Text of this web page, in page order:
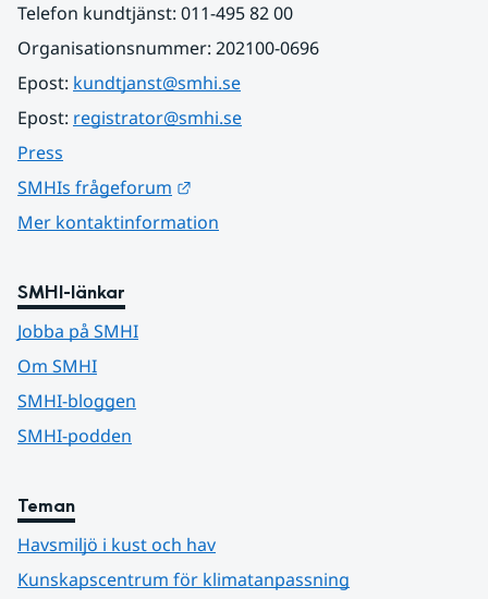
Telefon kundtjänst: 011-495 82 00
Organisationsnummer: 202100-0696
Epost: kundtjanst@smhi.se
Epost: registrator@smhi.se
Press
SMHIs frågeforum
Mer kontaktinformation
SMHI-länkar
Jobba på SMHI
Om SMHI
SMHI-bloggen
SMHI-podden
Teman
Havsmiljö i kust och hav
Kunskapscentrum för klimatanpassning